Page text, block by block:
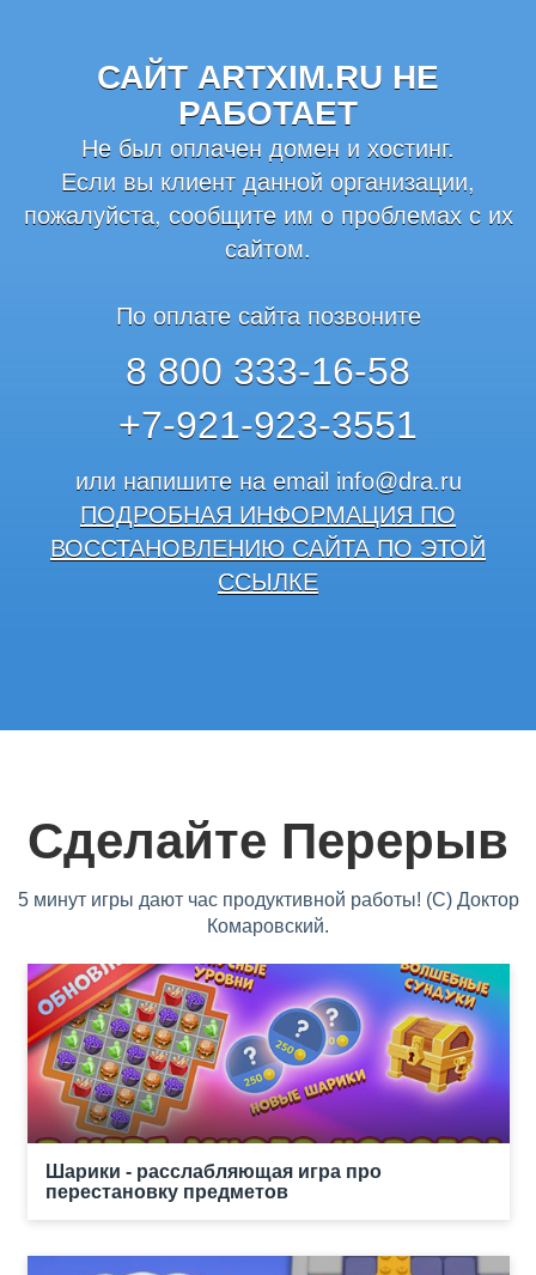
САЙТ ARTXIM.RU НЕ
РАБОТАЕТ
Не был оплачен домен и хостинг.
Если вы клиент данной организации,
пожалуйста, сообщите им о проблемах с их
сайтом.
По оплате сайта позвоните
8 800 333-16-58
+7-921-923-3551
или напишите на email info@dra.ru
ПОДРОБНАЯ ИНФОРМАЦИЯ ПО
ВОССТАНОВЛЕНИЮ САЙТА ПО ЭТОЙ
ССЫЛКЕ
Сделайте Перерыв
5 минут игры дают час продуктивной работы! (С) Доктор
Комаровский.
Шарики - расслабляющая игра про
перестановку предметов